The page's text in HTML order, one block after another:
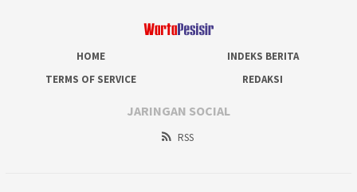
HOME
INDEKS BERITA
TERMS OF SERVICE
REDAKSI
JARINGAN SOCIAL
RSS